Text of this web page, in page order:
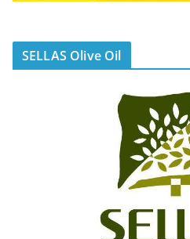
SELLAS Olive Oil